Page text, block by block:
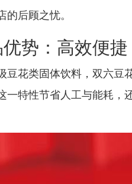
的后顾之忧。
势：高效便
豆花类固体饮料，双六豆
一特性节省人工与能耗，